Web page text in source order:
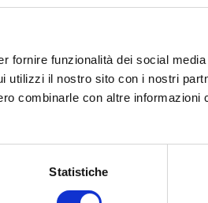
fornire funzionalità dei social
utilizzi il nostro sito con i nostri
combinarle con altre informazioni
Statistiche